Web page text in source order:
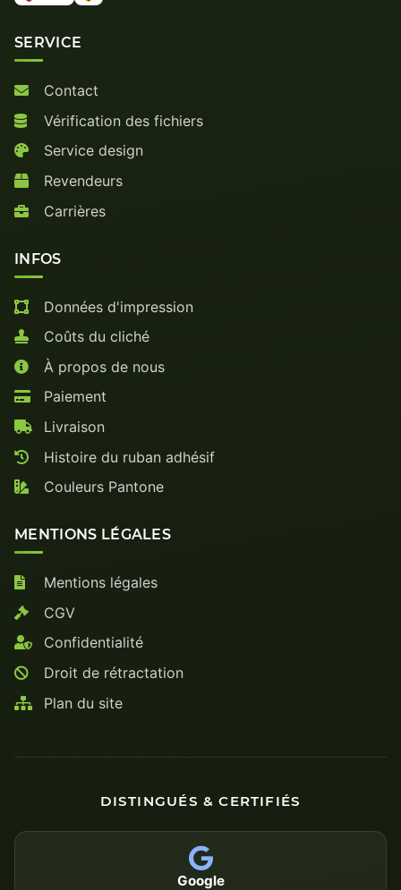
SERVICE
Contact
Vérification des fichiers
Service design
Revendeurs
Carrières
INFOS
Données d'impression
Coûts du cliché
À propos de nous
Paiement
Livraison
Histoire du ruban adhésif
Couleurs Pantone
MENTIONS LÉGALES
Mentions légales
CGV
Confidentialité
Droit de rétractation
Plan du site
DISTINGUÉS & CERTIFIÉS
Google